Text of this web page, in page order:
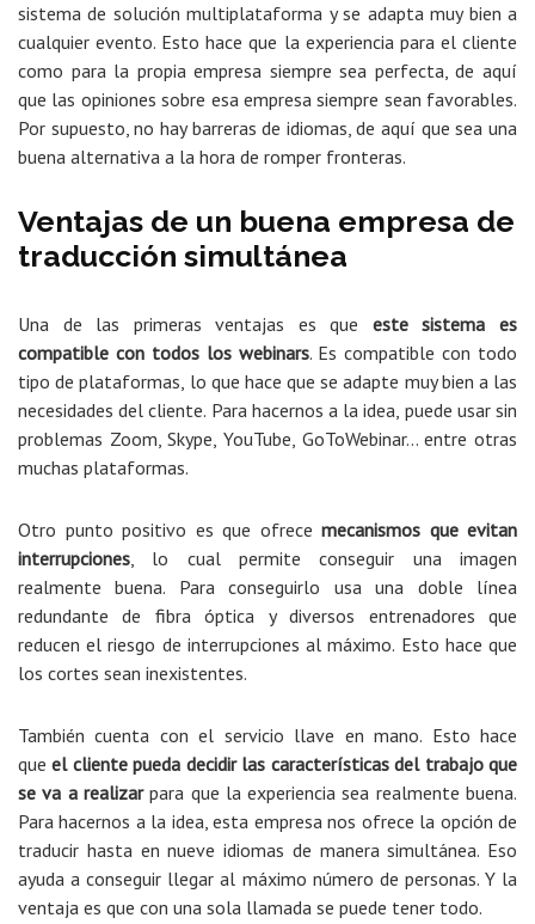
sistema de solución multiplataforma y se adapta muy bien a
cualquier evento. Esto hace que la experiencia para el cliente
como para la propia empresa siempre sea perfecta, de aquí
que las opiniones sobre esa empresa siempre sean favorables.
Por supuesto, no hay barreras de idiomas, de aquí que sea una
buena alternativa a la hora de romper fronteras.
Ventajas de un buena empresa de
traducción simultánea
Una de las primeras ventajas es que este sistema es
compatible con todos los webinars. Es compatible con todo
tipo de plataformas, lo que hace que se adapte muy bien a las
necesidades del cliente. Para hacernos a la idea, puede usar sin
problemas Zoom, Skype, YouTube, GoToWebinar… entre otras
muchas plataformas.
Otro punto positivo es que ofrece mecanismos que evitan
interrupciones , lo cual permite conseguir una imagen
realmente buena. Para conseguirlo usa una doble línea
redundante de fibra óptica y diversos entrenadores que
reducen el riesgo de interrupciones al máximo. Esto hace que
los cortes sean inexistentes.
También cuenta con el servicio llave en mano. Esto hace
que el cliente pueda decidir las características del trabajo que
se va a realizarpara que la experiencia sea realmente buena.
Para hacernos a la idea, esta empresa nos ofrece la opción de
traducir hasta en nueve idiomas de manera simultánea. Eso
ayuda a conseguir llegar al máximo número de personas. Y la
ventaja es que con una sola llamada se puede tener todo.